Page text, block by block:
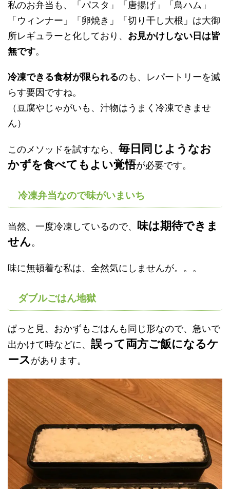
私のお弁当も、「パスタ」「唐揚げ」「鳥ハム」
「ウィンナー」「卵焼き」「切り干し大根」は大御
所レギュラーと化しており、 お見かけしない日は皆
無です。
冷凍できる食材が限られるのも、レパートリーを減
らす要因ですね。
（豆腐やじゃがいも、汁物はうまく冷凍できませ
ん）
このメソッドを試すなら、 毎日同じようなお
かずを食べてもよい覚悟が必要です。
冷凍弁当なので味がいまいち
当然、一度冷凍しているので、
味は期待できま
せん。
味に無頓着な私は、全然気にしませんが。。。
ダブルごはん地獄
ぱっと見、おかずもごはんも同じ形なので、急いで
出かけて時などに、 誤って両方ご飯になるケ
ース があります。